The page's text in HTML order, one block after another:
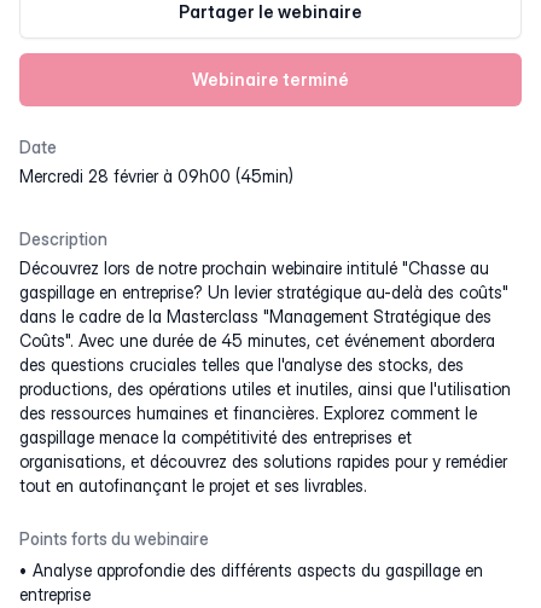
Partager le webinaire
Webinaire terminé
Date
mercredi 28 février à 09h00 (45min)
Description
Découvrez lors de notre prochain webinaire intitulé "Chasse au
gaspillage en entreprise? Un levier stratégique au-delà des coûts"
dans le cadre de la Masterclass "Management Stratégique des
Coûts". Avec une durée de 45 minutes, cet événement abordera
des questions cruciales telles que l'analyse des stocks, des
productions, des opérations utiles et inutiles, ainsi que l'utilisation
des ressources humaines et financières. Explorez comment le
gaspillage menace la compétitivité des entreprises et
organisations, et découvrez des solutions rapides pour y remédier
tout en autofinançant le projet et ses livrables.
Points forts du webinaire
Analyse approfondie des différents aspects du gaspillage en
entreprise